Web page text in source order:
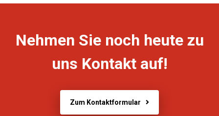
Nehmen Sie noch heute zu
uns Kontakt auf!
Zum Kontaktformular